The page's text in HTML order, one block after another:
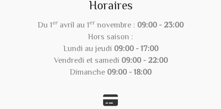
Horaires
Du 1eravril au 1er novembre : 09:00 - 23:00
Hors saison :
Lundi au jeudi 09:00 - 17:00
Vendredi et samedi 09:00 - 22:00
Dimanche 09:00 - 18:00